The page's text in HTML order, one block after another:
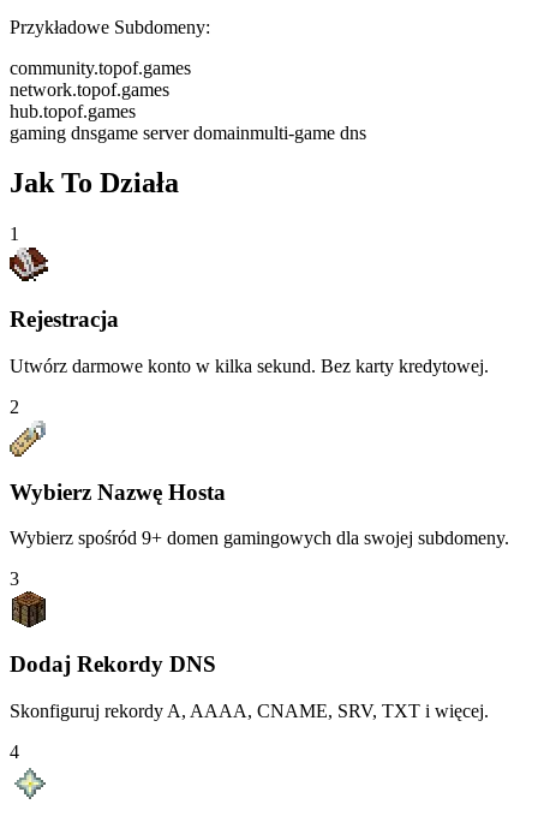
Przykładowe Subdomeny:
community.topof.games
network.topof.games
hub.topof.games
gaming dnsgame server domainmulti-game dns
Jak To Działa
1
Rejestracja
Utwórz darmowe konto w kilka sekund. Bez karty kredytowej.
2
Wybierz Nazwę Hosta
Wybierz spośród 9+ domen gamingowych dla swojej subdomeny.
3
Dodaj Rekordy DNS
Skonfiguruj rekordy A, AAAA, CNAME, SRV, TXT i więcej.
4